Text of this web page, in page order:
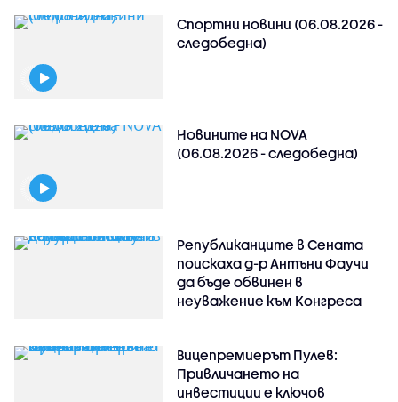
Спортни новини (06.08.2026 -
следобедна)
Новините на NOVA
(06.08.2026 - следобедна)
Републиканците в Сената
поискаха д-р Антъни Фаучи
да бъде обвинен в
неуважение към Конгреса
Вицепремиерът Пулев:
Привличането на
инвестиции е ключов